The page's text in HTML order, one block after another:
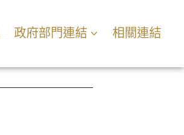
政府部門連結 相關連結